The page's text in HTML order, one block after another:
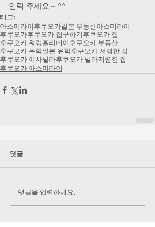
연락 주세요～^^
태그:
아스미라이후쿠오카일본 부동산아스미라이
후쿠오카후쿠오카 집구하기후쿠오카 집
후쿠오카 워킹홀리데이후쿠오카 부동산
후쿠오카 유학일본 유학후쿠오카 저렴한 집
후쿠오카 이사빌라후쿠오카 빌라저렴한 집
후쿠오카 아스미라이
댓글
댓글을 입력하세요.